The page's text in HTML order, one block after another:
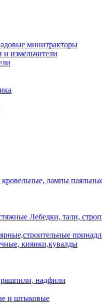
минитракторы
и измельчители
кровельные, лампы
Лебедки, тали,
киянки,кувалды
надфили
и штыковые